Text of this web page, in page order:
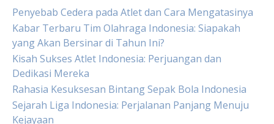
Penyebab Cedera pada Atlet dan Cara Mengatasinya
Kabar Terbaru Tim Olahraga Indonesia: Siapakah
yang Akan Bersinar di Tahun Ini?
Kisah Sukses Atlet Indonesia: Perjuangan dan
Dedikasi Mereka
Rahasia Kesuksesan Bintang Sepak Bola Indonesia
Sejarah Liga Indonesia: Perjalanan Panjang Menuju
Kejayaan